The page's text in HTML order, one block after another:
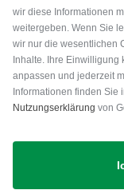
wir diese Informationen
weitergeben. Wenn Sie
wir nur die wesentlichen
Inhalte. Ihre Einwilligung
anpassen und jederzeit
Informationen finden Sie
Nutzungserklärung von